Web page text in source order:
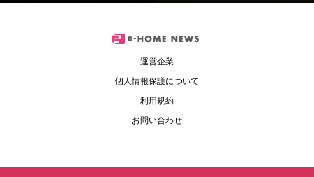
運営企業
個人情報保護について
利用規約
お問い合わせ